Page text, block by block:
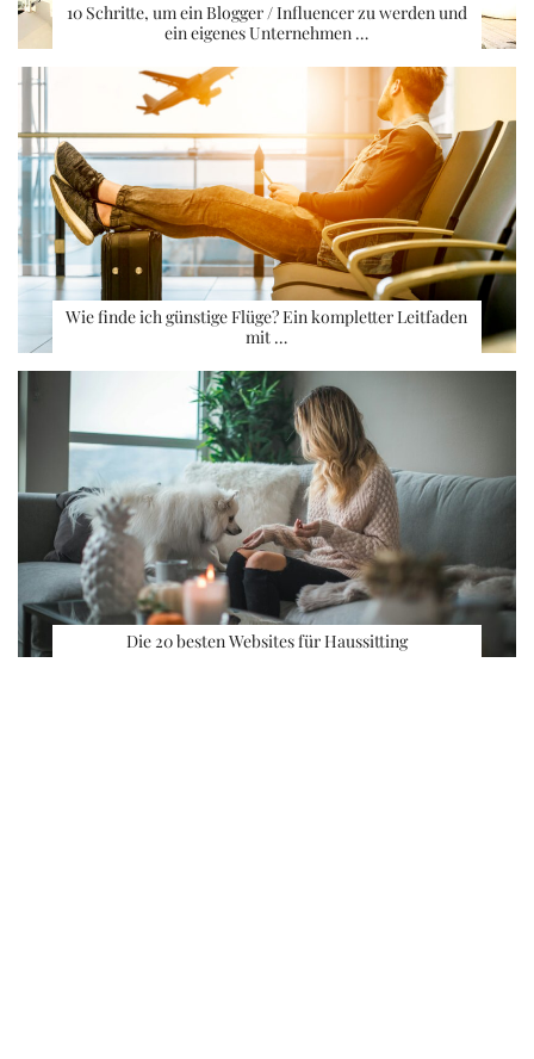
10 Schritte, um ein Blogger / Influencer zu werden und
ein eigenes Unternehmen …
Wie finde ich günstige Flüge? Ein kompletter Leitfaden
mit …
Die 20 besten Websites für Haussitting